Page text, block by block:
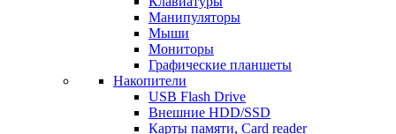
Манипуляторы
Мыши
Мониторы
Графические планшеты
Накопители
USB Flash Drive
Внешние HDD/SSD
Карты памяти, Card reader